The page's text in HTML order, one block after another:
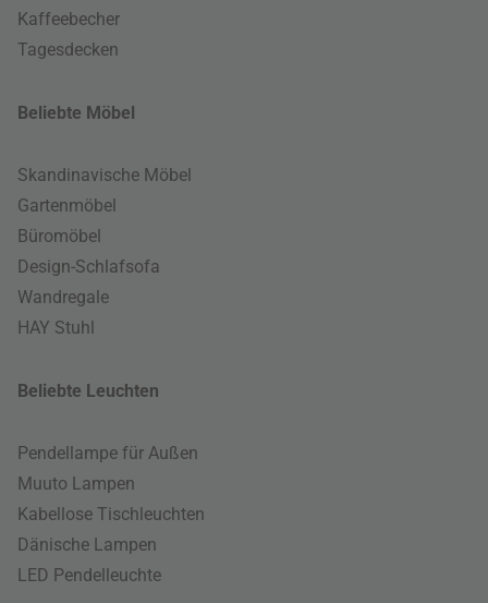
Kaffeebecher
Tagesdecken
Beliebte Möbel
Skandinavische Möbel
Gartenmöbel
Büromöbel
Design-Schlafsofa
Wandregale
HAY Stuhl
Beliebte Leuchten
Pendellampe für Außen
Muuto Lampen
Kabellose Tischleuchten
Dänische Lampen
LED Pendelleuchte